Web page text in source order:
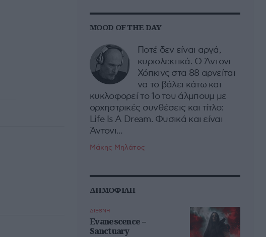
MOOD OF THE DAY
Ποτέ δεν είναι αργά,
κυριολεκτικά. Ο Άντονι
Χόπκινς στα 88 αρνείται
να το βάλει κάτω και
κυκλοφορεί το 1ο του άλμπουμ με
ορχηστρικές συνθέσεις και τίτλο:
Life Is A Dream. Φυσικά και είναι
Άντονι...
Μάκης Μηλάτος
ΔΗΜΟΦΙΛΗ
ΔΙΕΘΝΗ
Evanescence –
Sanctuary